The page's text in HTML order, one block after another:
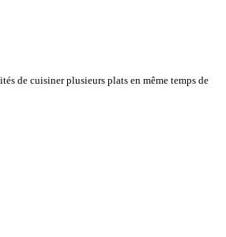
de cuisiner plusieurs plats en même temps de